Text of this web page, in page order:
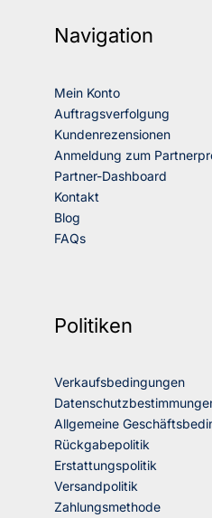
Navigation
Mein Konto
Auftragsverfolgung
Kundenrezensionen
Anmeldung zum
Partner-Dashboard
Kontakt
Blog
FAQs
Politiken
Verkaufsbedingungen
Allgemeine
Rückgabepolitik
Erstattungspolitik
Versandpolitik
Zahlungsmethode